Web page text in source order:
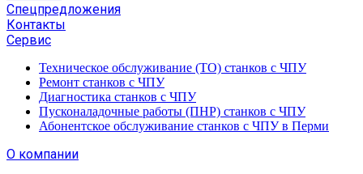
Спецпредложения
Контакты
Сервис
Техническое обслуживание (ТО) станков с ЧПУ
Ремонт станков с ЧПУ
Диагностика станков с ЧПУ
Пусконаладочные работы (ПНР) станков с ЧПУ
Абонентское обслуживание станков с ЧПУ в Перми
О компании